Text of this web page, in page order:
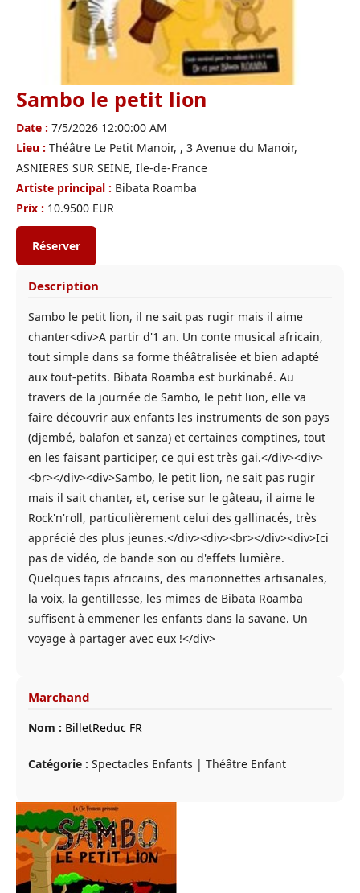
Sambo le petit lion
Date : 7/5/2026 12:00:00 AM
Lieu : Théâtre Le Petit Manoir, , 3 Avenue du Manoir,
ASNIERES SUR SEINE, Ile-de-France
Artiste principal : Bibata Roamba
Prix : 10.9500 EUR
Réserver
Description
Sambo le petit lion, il ne sait pas rugir mais il aime
chanter<div>A partir d'1 an. Un conte musical africain,
tout simple dans sa forme théâtralisée et bien adapté
aux tout-petits. Bibata Roamba est burkinabé. Au
travers de la journée de Sambo, le petit lion, elle va
faire découvrir aux enfants les instruments de son pays
(djembé, balafon et sanza) et certaines comptines, tout
en les faisant participer, ce qui est très gai.</div><div>
<br></div><div>Sambo, le petit lion, ne sait pas rugir
mais il sait chanter, et, cerise sur le gâteau, il aime le
Rock'n'roll, particulièrement celui des gallinacés, très
apprécié des plus jeunes.</div><div><br></div><div>Ici
pas de vidéo, de bande son ou d'effets lumière.
Quelques tapis africains, des marionnettes artisanales,
la voix, la gentillesse, les mimes de Bibata Roamba
suffisent à emmener les enfants dans la savane. Un
voyage à partager avec eux !</div>
Marchand
Nom : BilletReduc FR
Catégorie : Spectacles Enfants | Théâtre Enfant